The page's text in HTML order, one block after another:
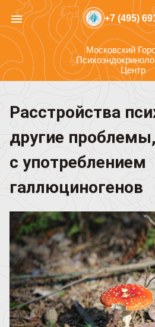
menu +7 (495)
Московский
Центр
Расстройства
другие
с употреблением
галлюциногенов